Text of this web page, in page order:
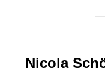
Nicola